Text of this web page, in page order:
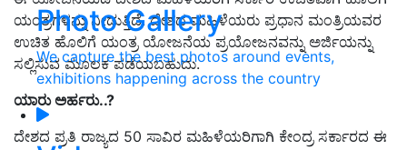
Photo Gallery
We capture the best photos around events,
exhibitions happening across the country
ಯಂತ್ರಗಳನ್ನು ನೀಡುತ್ತಿದೆ. ದೇಶದ ಮಹಿಳೆಯರು ಪ್ರಧಾನ ಮಂತ್ರಿಯವರ
ಉಚಿತ ಹೊಲಿಗೆ ಯಂತ್ರ ಯೋಜನೆಯ ಪ್ರಯೋಜನವನ್ನು ಅರ್ಜಿಯನ್ನು
ಸಲ್ಲಿಸುವ ಮೂಲಕ ಪಡೆಯಬಹುದು.
ಯಾರು ಅರ್ಹರು..?
ದೇಶದ ಪ್ರತಿ ರಾಜ್ಯದ 50 ಸಾವಿರ ಮಹಿಳೆಯರಿಗಾಗಿ ಕೇಂದ್ರ ಸರ್ಕಾರದ ಈ